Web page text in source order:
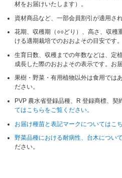
材をお届けいたします）。
資材商品など、一部会員割引が適用さ
花期、収穫期（○○どり）、高さ、収穫
ける適期栽培でのおおよその目安です。
生育日数、収穫までの年数などは、定
成長した際のおおよその表示です。お
果樹・野菜・有用植物以外は食用では
ださい。
PVP 農水省登録品種、R 登録商標、契
てはこちらをご覧ください。
お届け種苗と表記マークについてはこ
野菜品種における耐病性、台木につい
ださい。